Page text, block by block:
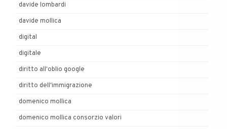
davide lombardi
davide mollica
digital
digitale
diritto all'oblio google
diritto dell'immigrazione
domenico mollica
domenico mollica consorzio valori